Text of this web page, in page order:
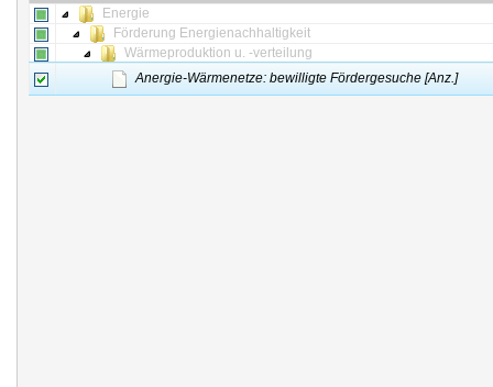
Energie
Förderung Energienachhaltigkeit
Wärmeproduktion u. -verteilung
Anergie-Wärmenetze: bewilligte Fördergesuche [Anz.]